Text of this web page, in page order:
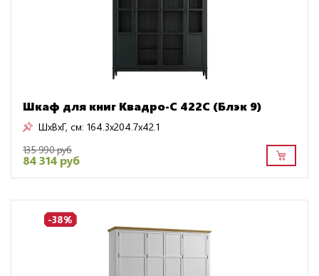
Шкаф для книг Квадро-С 422С (Блэк 9)
ШxВxГ, см: 164.3x204.7x42.1
135 990 руб
84 314 руб
-38%